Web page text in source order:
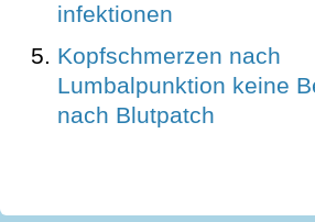
infektionen
Kopfschmerzen nach
Lumbalpunktion keine
nach Blutpatch